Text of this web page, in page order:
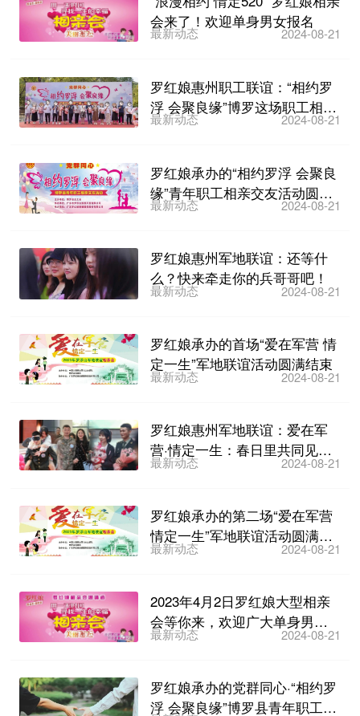
会来了！欢迎单身男女报名
最新动态 2024-08-21
罗红娘惠州职工联谊：“相约罗
浮 会聚良缘”博罗这场职工相亲
交友活动圆满结束
最新动态 2024-08-21
罗红娘承办的“相约罗浮 会聚良
缘”青年职工相亲交友活动圆满
结束
最新动态 2024-08-21
罗红娘惠州军地联谊：还等什
么？快来牵走你的兵哥哥吧！
最新动态 2024-08-21
罗红娘承办的首场“爱在军营 情
定一生”军地联谊活动圆满结束
最新动态 2024-08-21
罗红娘惠州军地联谊：爱在军
营·情定一生：春日里共同见证
首次约会
最新动态 2024-08-21
罗红娘承办的第二场“爱在军营
情定一生”军地联谊活动圆满结
束
最新动态 2024-08-21
2023年4月2日罗红娘大型相亲
会等你来，欢迎广大单身男女
报名
最新动态 2024-08-21
罗红娘承办的党群同心·“相约罗
浮 会聚良缘”博罗县青年职工相